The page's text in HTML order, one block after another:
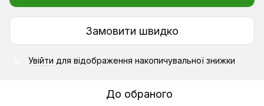
Замовити швидко
Увійти для відображення накопичувальної знижки
До обраного